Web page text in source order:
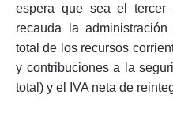
espera que sea el tercer
recauda la
total de los recursos
y contribuciones a la
total) y el IVA neta de